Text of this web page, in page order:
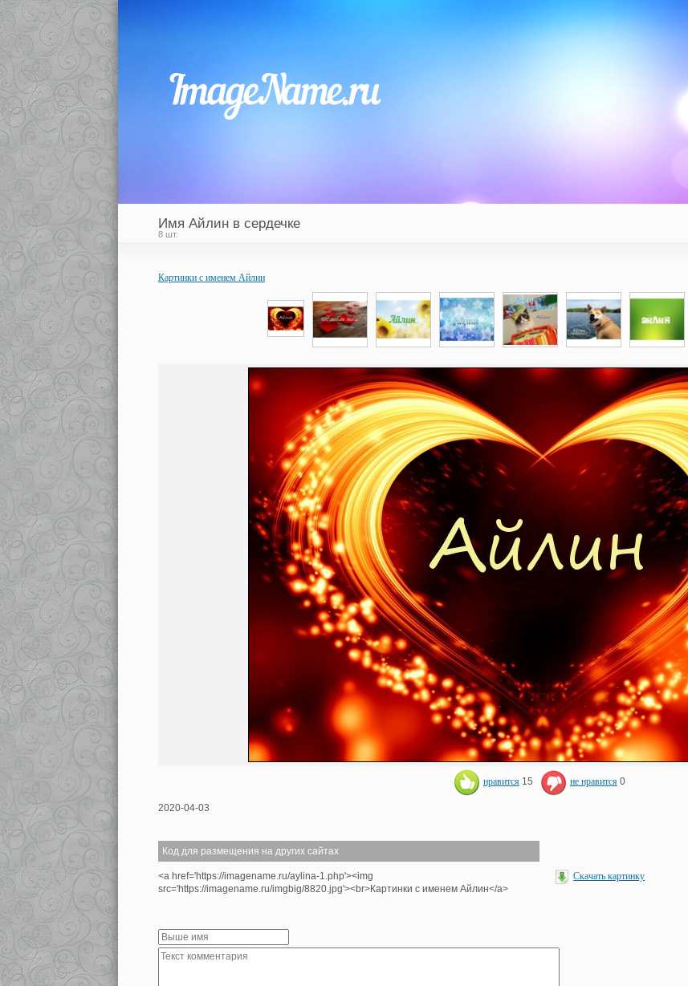
Имя Айлин в сердечке
8 шт.
Картинки с именем Айлин
нравится 15 не нравится 0
2020-04-03
Код для размещения на других сайтах
<a href='https://imagename.ru/aylina-1.php'><img
src='https://imagename.ru/imgbig/8820.jpg'><br>Картинки с именем Айлин</a>
Скачать картинку